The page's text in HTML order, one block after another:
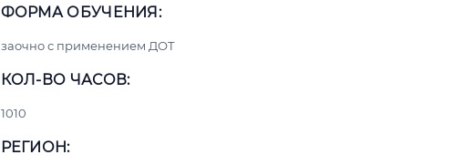
ФОРМА ОБУЧЕНИЯ:
заочно с применением ДОТ
КОЛ-ВО ЧАСОВ:
1010
РЕГИОН: